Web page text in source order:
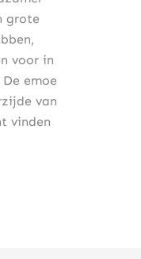
grote
voor in
emoe
van
vinden